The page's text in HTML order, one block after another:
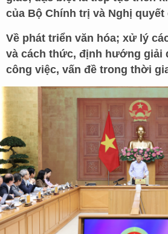
của Bộ Chính trị và Nghị quyết
Về phát triển văn hóa; xử lý
và cách thức, định hướng giải
công việc, vấn đề trong thời